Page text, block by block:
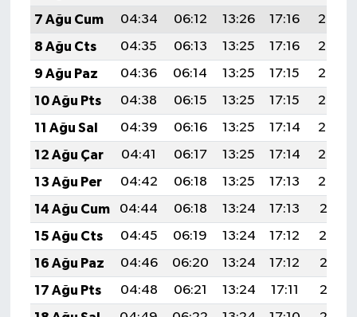
7 Ağu Cum
04:34 06:12 13:26 17:16
20:29
8 Ağu Cts
04:35 06:13 13:25 17:16
20:28
9 Ağu Paz
04:36 06:14 13:25 17:15
20:27
10 Ağu Pts
04:38 06:15 13:25 17:15
20:26
11 Ağu Sal
04:39 06:16 13:25 17:14
20:24
12 Ağu Çar
04:41 06:17 13:25 17:14
20:23
13 Ağu Per
04:42 06:18 13:25 17:13
20:22
14 Ağu Cum
04:44 06:18 13:24 17:13
20:21
15 Ağu Cts
04:45 06:19 13:24 17:12
20:19
16 Ağu Paz
04:46 06:20 13:24 17:12
20:18
17 Ağu Pts
04:48 06:21 13:24 17:11
20:16